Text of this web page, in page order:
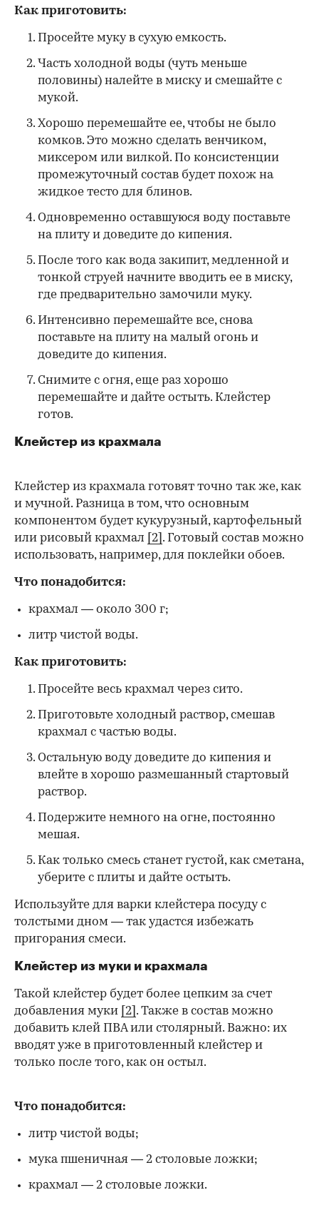
Как приготовить:
Просейте муку в сухую емкость.
Часть холодной воды (чуть меньше
половины) налейте в миску и смешайте с
мукой.
Хорошо перемешайте ее, чтобы не было
комков. Это можно сделать венчиком,
миксером или вилкой. По консистенции
промежуточный состав будет похож на
жидкое тесто для блинов.
Одновременно оставшуюся воду поставьте
на плиту и доведите до кипения.
После того как вода закипит, медленной и
тонкой струей начните вводить ее в миску,
где предварительно замочили муку.
Интенсивно перемешайте все, снова
поставьте на плиту на малый огонь и
доведите до кипения.
Снимите с огня, еще раз хорошо
перемешайте и дайте остыть. Клейстер
готов.
Клейстер из крахмала
Клейстер из крахмала готовят точно так же, как
и мучной. Разница в том, что основным
компонентом будет кукурузный, картофельный
или рисовый крахмал
[2] . Готовый состав можно
использовать, например, для поклейки обоев.
Что понадобится:
крахмал — около 300 г;
литр чистой воды.
Как приготовить:
Просейте весь крахмал через сито.
Приготовьте холодный раствор, смешав
крахмал с частью воды.
Остальную воду доведите до кипения и
влейте в хорошо размешанный стартовый
раствор.
Подержите немного на огне, постоянно
мешая.
Как только смесь станет густой, как сметана,
уберите с плиты и дайте остыть.
Используйте для варки клейстера посуду с
толстыми дном — так удастся избежать
пригорания смеси.
Клейстер из муки и крахмала
Такой клейстер будет более цепким за счет
добавления муки [2] . Также в состав можно
добавить клей ПВА или столярный. Важно: их
вводят уже в приготовленный клейстер и
только после того, как он остыл.
Что понадобится:
литр чистой воды;
мука пшеничная — 2 столовые ложки;
крахмал — 2 столовые ложки.